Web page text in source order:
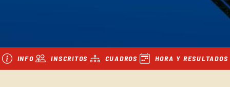
INFO INSCRITOS CUADROS HORA Y RESULTADOS